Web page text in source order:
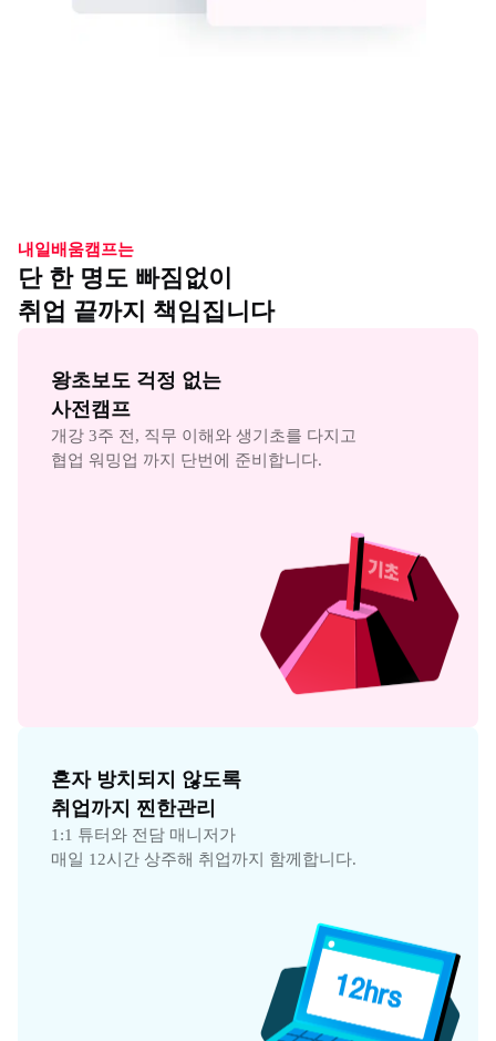
내일배움캠프는
단 한 명도 빠짐없이
취업 끝까지 책임집니다
왕초보도 걱정 없는
사전캠프
개강 3주 전, 직무 이해와 생기초를 다지고
협업 워밍업 까지 단번에 준비합니다.
혼자 방치되지 않도록
취업까지 찐한관리
1:1 튜터와 전담 매니저가
매일 12시간 상주해 취업까지 함께합니다.